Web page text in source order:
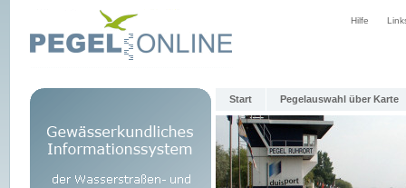
Hilfe
Start Pegelauswahl über Karte